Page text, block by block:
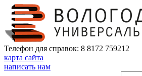
Телефон для справок: 8 8172 759212
карта сайта
написать нам